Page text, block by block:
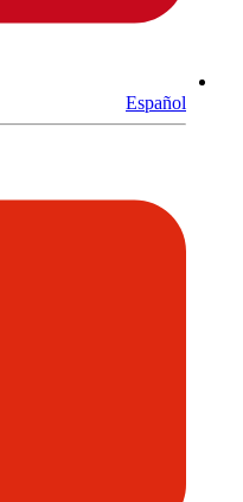
Español